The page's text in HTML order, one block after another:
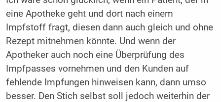
eine Apotheke geht und dort nach einem
Impfstoff fragt, diesen dann auch gleich und ohne
Rezept mitnehmen könnte. Und wenn der
Apotheker auch noch eine Überprüfung des
Impfpasses vornehmen und den Kunden auf
fehlende Impfungen hinweisen kann, dann umso
besser. Den Stich selbst soll jedoch weiterhin der